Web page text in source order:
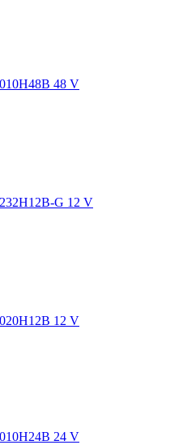
48 V
G 12 V
12 V
24 V